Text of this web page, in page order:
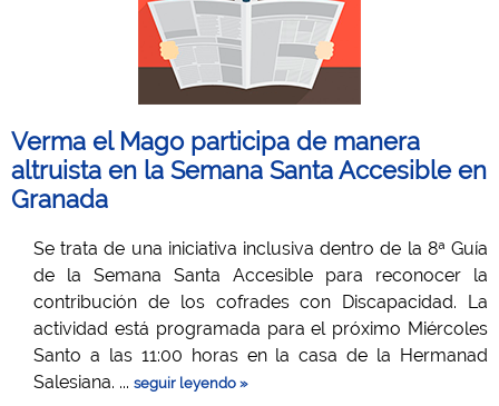
Verma el Mago participa de manera
altruista en la Semana Santa Accesible en
Granada
Se trata de una iniciativa inclusiva dentro de la 8ª Guía
de la Semana Santa Accesible para reconocer la
contribución de los cofrades con Discapacidad. La
actividad está programada para el próximo Miércoles
Santo a las 11:00 horas en la casa de la Hermanad
Salesiana. ... seguir leyendo »